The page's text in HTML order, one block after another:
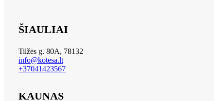
ŠIAULIAI
Tilžės g. 80A, 78132
info@kotesa.lt
+37041423567
KAUNAS